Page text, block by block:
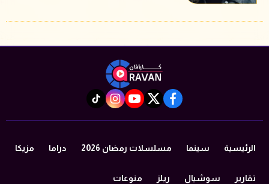
facebook
twitter
youtube
instagram
tiktok
الرئيسية سينما مسلسلات رمضان 2026 دراما مزيكا
تقارير سوشيال ريلز منوعات